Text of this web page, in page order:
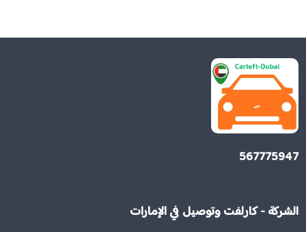
567775947
الشركة - كارلفت وتوصيل في الإمارات